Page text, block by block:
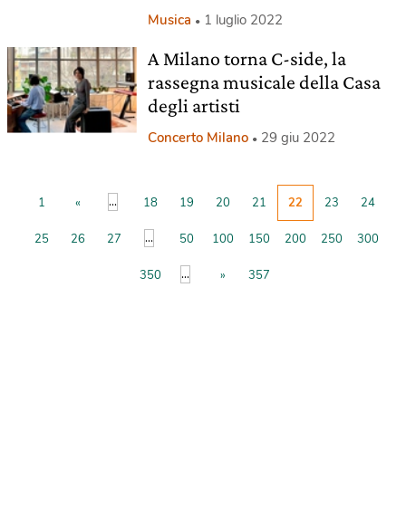
Musica 1 luglio 2022
A Milano torna C-side, la
rassegna musicale della Casa
degli artisti
Concerto Milano 29 giu 2022
1 « ... 18 19 20 21 22 23 24
25 26 27 ... 50 100 150 200 250 300
350 ... » 357